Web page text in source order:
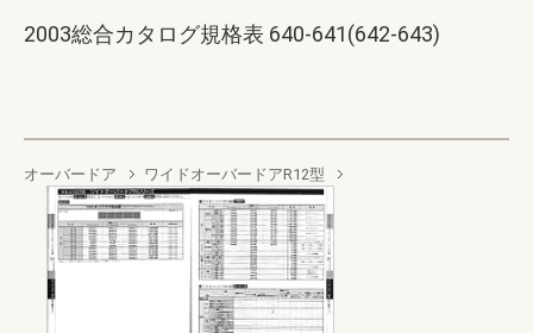
2003総合カタログ規格表 640-641(642-643)
オーバードア ワイドオーバードアR12型